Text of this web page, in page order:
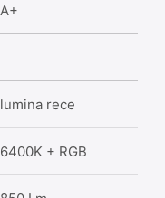
A+
lumina rece
6400K + RGB